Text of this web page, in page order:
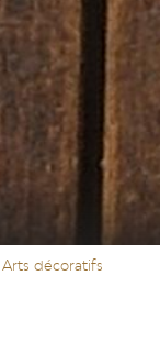
Arts décoratifs